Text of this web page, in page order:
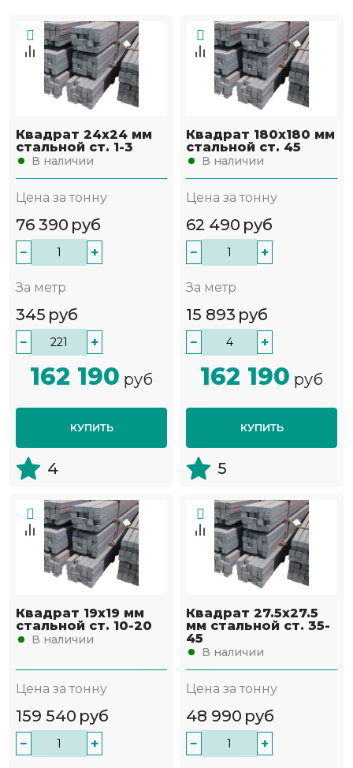
Квадрат 24х24 мм
стальной ст. 1-3
В наличии
Цена за тонну
76 390 руб
− +
За метр
345 руб
− +
162 190 руб
КУПИТЬ
4
Квадрат 180х180 мм
стальной ст. 45
В наличии
Цена за тонну
62 490 руб
− +
За метр
15 893 руб
− +
162 190 руб
КУПИТЬ
5
Квадрат 19х19 мм
стальной ст. 10-20
В наличии
Цена за тонну
159 540 руб
− +
Квадрат 27.5х27.5
мм стальной ст. 35-
45
В наличии
Цена за тонну
48 990 руб
− +